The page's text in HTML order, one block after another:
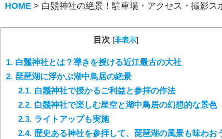
HOME> 白鬚神社の絶景！駐車場・アクセス・撮影
目次 [非表示]
1. 白鬚神社とは？導きを授ける近江最古の大社
2. 琵琶湖に浮かぶ湖中鳥居の絶景
2.1. 白鬚神社で授かるご利益と参拝の作法
2.2. 白鬚神社で楽しむ星空と湖中鳥居の幻想的な景色
2.3. ライトアップも実施
2.4. 歴史ある神社を参拝して、琵琶湖の風景も味わお